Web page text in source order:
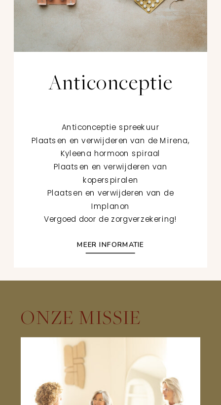
MEER INFORMATIE
Anticonceptie spreekuur
Plaatsen en verwijderen van de Mirena,
Kyleena hormoon spiraal
Plaatsen en verwijderen van
koperspiralen
Plaatsen en verwijderen van de
Implanon
Vergoed door de zorgverzekering!
Anticonceptie
ONZE MISSIE